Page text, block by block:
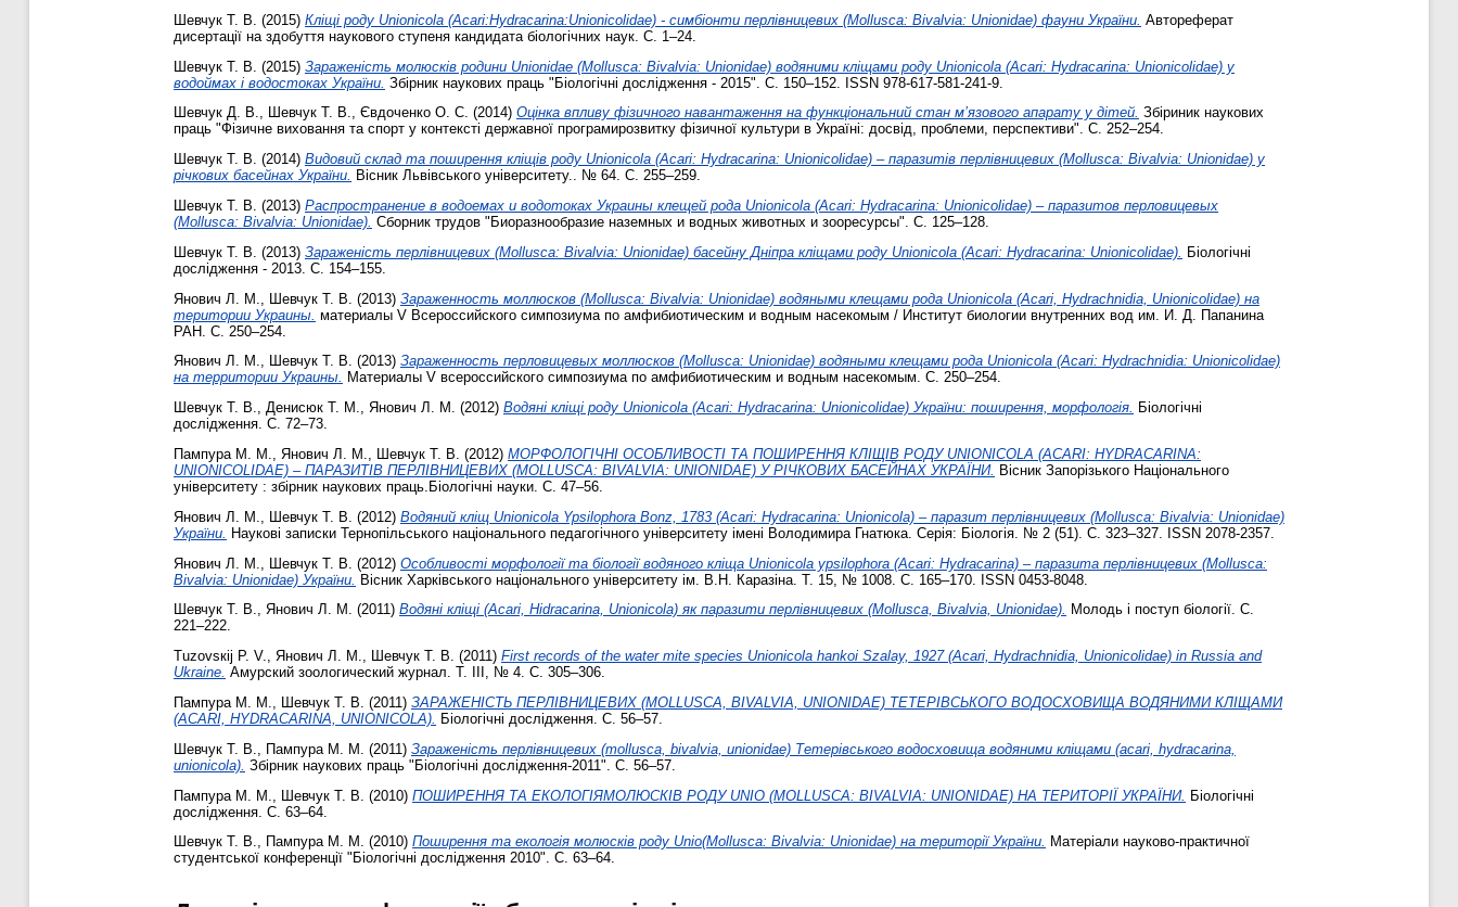
Шевчук Т. В. (2015) Кліщі роду Unionicola (Acari:Hydracarina:Unionicolidae) - симбіонти перлівницевих (Mollusca: Bivalvia: Unionidae) фауни України. Автореферат
дисертації на здобуття наукового ступеня кандидата біологічних наук. С. 1–24.
Шевчук Т. В. (2015) Зараженість молюсків родини Unionidae (Mollusca: Bivalvia: Unionidae) водяними кліщами роду Unionicola (Acari: Hydracarina: Unionicolidae) у
водоймах і водостоках України. Збірник наукових праць "Біологічні дослідження - 2015". С. 150–152. ISSN 978-617-581-241-9.
Шевчук Д. В., Шевчук Т. В., Євдоченко О. С. (2014) Оцінка впливу фізичного навантаження на функціональний стан м’язового апарату у дітей. Збіриник наукових
праць "Фізичне виховання та спорт у контексті державної програмирозвитку фізичної культури в Україні: досвід, проблеми, перспективи". С. 252–254.
Шевчук Т. В. (2014) Видовий склад та поширення кліщів роду Unionicola (Acari: Hydracarina: Unionicolidae) – паразитів перлівницевих (Mollusca: Bivalvia: Unionidae) у
річкових басейнах України. Вісник Львівського університету.. № 64. С. 255–259.
Шевчук Т. В. (2013) Распространение в водоемах и водотоках Украины клещей рода Unionicola (Acari: Hydracarina: Unionicolidae) – паразитов перловицевых
(Mollusca: Bivalvia: Unionidae). Сборник трудов "Биоразнообразие наземных и водных животных и зооресурсы". С. 125–128.
Шевчук Т. В. (2013) Зараженість перлівницевих (Mollusca: Bivalvia: Unionidae) басейну Дніпра кліщами роду Unionicola (Acari: Hydracarina: Unionicolidae).
Біологічні
дослідження - 2013. С. 154–155.
Янович Л. М.
Шевчук Т. В. (2013) Зараженность моллюсков (Mollusca: Bivalvia: Unionidae) водяными клещами рода Unionicola (Acari, Hydrachnidia, Unionicolidae) на
територии Украины. материалы V Всероссийского симпозиума по амфибиотическим и водным насекомым / Институт биологии внутренних вод им. И. Д. Папанина
РАН. С. 250–254.
Янович Л. М., Шевчук Т. В. (2013) Зараженность перловицевых моллюсков (Mollusca: Unionidae) водяными клещами рода Unionicola (Acari: Hydrachnidia: Unionicolidae)
на территории Украины. Материалы V всероссийского симпозиума по амфибиотическим и водным насекомым. С. 250–254.
Шевчук Т. В., Денисюк Т. М., Янович Л. М. (2012) Водяні кліщі роду Unionicola (Aсаrі: Hуdrасаrina: Unionicolidae) України: поширення, морфологія. Біологічні
дослідження. С. 72–73.
Пампура М. М., Янович Л. М., Шевчук Т. В. (2012) МОРФОЛОГІЧНІ ОСОБЛИВОСТІ ТА ПОШИРЕННЯ КЛІЩІВ РОДУ UNIONICOLA (ACARI: HYDRACARINA:
UNIONICOLIDAE) – ПАРАЗИТІВ ПЕРЛІВНИЦЕВИХ (MOLLUSCA: BIVALVIA: UNIONIDAE) У РІЧКОВИХ БАСЕЙНАХ УКРАЇНИ. Вісник Запорізького Національного
університету : збірник наукових праць.Біологічні науки. С. 47–56.
Янович Л. М.
Шевчук Т. В. (2012) Водяний кліщ Unionicola Ypsilophora Bonz, 1783 (Acari: Hydracarina: Unionicola) – паразит перлівницевих (Mollusca: Bivalvia: Unionidae)
України.
Наукові записки Тернопільського національного педагогічного університету імені Володимира Гнатюка. Серія: Біологія. № 2 (51). С. 323–327. ISSN 2078-2357.
Янович Л. М.
Шевчук Т. В. (2012) Особливості морфології та біології водяного кліща Unionicola ypsilophora (Acari: Hydracarina) – паразита перлівницевих (Mollusca:
Bivalvia: Unionidae) України. Вісник Харківського національного університету ім. В.Н. Каразіна. Т. 15, № 1008. С. 165–170. ISSN 0453-8048.
Шевчук Т. В., Янович Л. М. (2011) Водяні кліщі (Acari, Hidracarina, Unionicola) як паразити перлівницевих (Mollusca, Bivalvia, Unionidae). Молодь і поступ біології. С.
221–222.
Tuzovsкіj Р. V., Янович Л. М., Шевчук Т. В. (2011) First records of the water mite species Unionicola hankoi Szalay, 1927 (Acari, Hydrachnidia, Unionicolidae) in Russia and
Ukraine. Амурский зоологический журнал. Т. III, № 4. С. 305–306.
Пампура М. М., Шевчук Т. В. (2011) ЗАРАЖЕНІСТЬ ПЕРЛІВНИЦЕВИХ (MOLLUSCA, BIVALVIA, UNIONIDAE) ТЕТЕРІВСЬКОГО ВОДОСХОВИЩА ВОДЯНИМИ КЛІЩАМИ
(ACARI, HYDRACARINA, UNIONICOLA). Біологічні дослідження. С. 56–57.
Шевчук Т. В.
Пампура М. М. (2011) Зараженість перлівницевих (mollusca, bivalvia, unionidae) Тетерівського водосховища водяними кліщами (acari, hydracarina,
unionicola). Збірник наукових праць "Біологічні дослідження-2011". С. 56–57.
Пампура М. М.
Шевчук Т. В. (2010) ПОШИРЕННЯ ТА ЕКОЛОГІЯМОЛЮСКІВ РОДУ UNIO (МОLLUSCA: ВІVALVIA: UNIONIDAE) НА ТЕРИТОРІЇ УКРАЇНИ. Біологічні
дослідження. С. 63–64.
Шевчук Т. В., Пампура М. М. (2010) Поширення та екологія молюсків роду Unio(Моllusca: Віvalvia: Unionidae) на території України. Матеріали науково-практичної
студентської конференції "Біологічні дослідження 2010". С. 63–64.